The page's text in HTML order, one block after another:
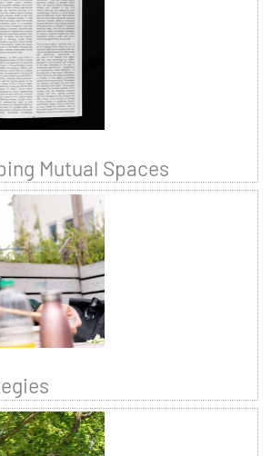
Mutual Spaces